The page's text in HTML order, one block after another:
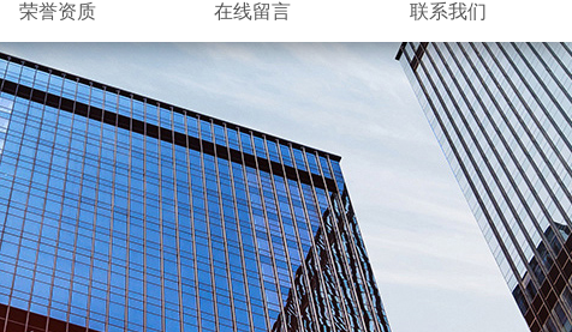
荣誉资质 在线留言 联系我们